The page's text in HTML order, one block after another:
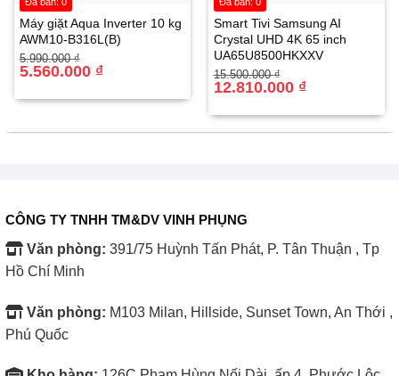
Tính năng khóa bảng điều khiển tự động mang lại sự an
toàn tuyệt đối, đặc biệt là trong những gia đình có trẻ nhỏ.
Tính năng này giúp ngăn chặn việc trẻ vô tình thay đổi cài
đặt hoặc mở lò trong khi đang hoạt động, mang lại sự yên
tâm cho bậc phụ huynh khi sử dụng.
Máy giặt Aqua Inverter 10 kg
AWM10-B316L(B)
5.990.000₫
Giá
gốc
5.560.000 ₫
Giá
hiện
5.560.000 ₫.
Smart Tivi Samsung AI
Crystal UHD 4K 65 inch
UA65U8500HKXXV
15.500.000₫
Giá
gốc
12.810.000 ₫
Giá
hiện
12.810.000 ₫.
CÔNG TY TNHH TM&DV VINH PHỤNG
Văn phòng: 391/75 Huỳnh Tấn Phát, P. Tân Thuận , Tp
Hồ Chí Minh
Văn phòng: M103 Milan, Hillside, Sunset Town, An Thới ,
Phú Quốc